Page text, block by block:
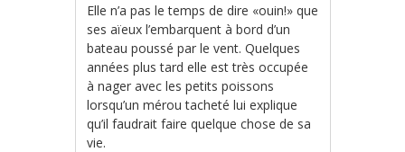
Elle n’a pas le temps de dire «ouin!» que
ses aïeux l’embarquent à bord d’un
bateau poussé par le vent. Quelques
années plus tard elle est très occupée
à nager avec les petits poissons
lorsqu’un mérou tacheté lui explique
qu’il faudrait faire quelque chose de sa
vie.